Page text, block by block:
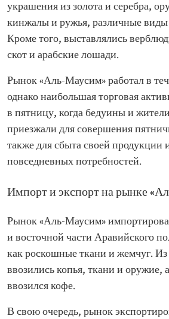
украшения из золота и серебра,
кинжалы и ружья, различные
Кроме того, выставлялись
скот и арабские лошади.
Рынок «Аль-Маусим» работал в
однако наибольшая торговая
в пятницу, когда бедуины и
приезжали для совершения
также для сбыта своей продукции
повседневных потребностей.
Импорт и экспорт на рынке
Рынок «Аль-Маусим»
и восточной части Аравийского
как роскошные ткани и жемчуг. Из
ввозились копья, ткани и оружие,
ввозился кофе.
В свою очередь, рынок